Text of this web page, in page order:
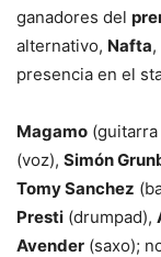
ganadores del
alternativo, Nafta
presencia en el
Magamo (guitarra
(voz), Simón
Tomy Sanchez
Presti (drumpad),
Avender (saxo);